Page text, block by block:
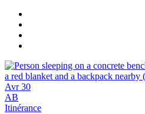
Avr 30
AB
Itinérance